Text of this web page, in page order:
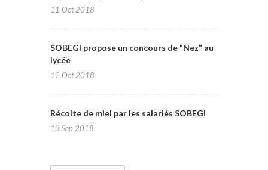
11 Oct 2018
SOBEGI propose un concours de "Nez" au
lycée
12 Oct 2018
Récolte de miel par les salariés SOBEGI
13 Sep 2018